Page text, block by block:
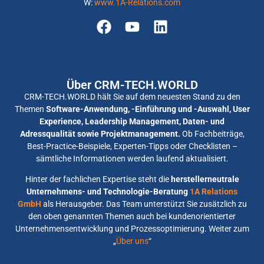
W:www.1A-Relations.com
Über CRM-TECH.WORLD
CRM-TECH.WORLD hält Sie auf dem neuesten Stand zu den
Themen Software-Anwendung, -Einführung und -Auswahl, User
Experience, Leadership Management, Daten- und
Adressqualität sowie Projektmanagement. Ob Fachbeiträge,
Best-Practice-Beispiele, Experten-Tipps oder Checklisten –
sämtliche Informationen werden laufend aktualisiert.
Hinter der fachlichen Expertise steht die herstellerneutrale
Unternehmens- und Technologie-Beratung 1A Relations
GmbH als Herausgeber. Das Team unterstützt Sie zusätzlich zu
den oben genannten Themen auch bei kundenorientierter
Unternehmensentwicklung und Prozessoptimierung. Weiter zum
„Über uns“